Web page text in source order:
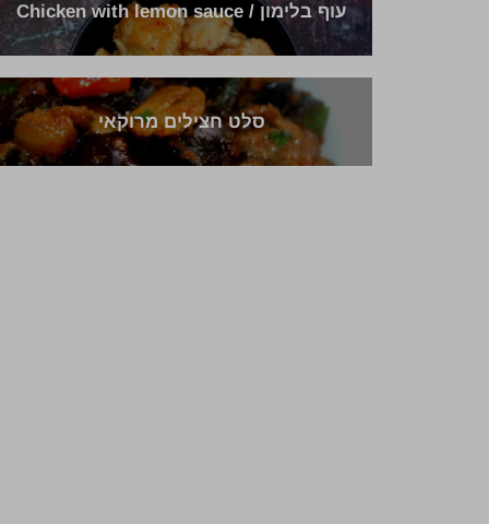
עוף בלימון / Chicken with lemon sauce
סלט חצילים מרוקאי